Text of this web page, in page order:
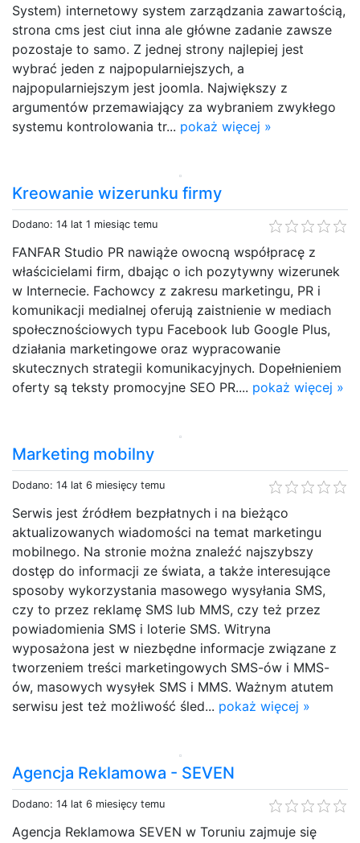
System) internetowy system zarządzania zawartością,
strona cms jest ciut inna ale główne zadanie zawsze
pozostaje to samo. Z jednej strony najlepiej jest
wybrać jeden z najpopularniejszych, a
najpopularniejszym jest joomla. Największy z
argumentów przemawiający za wybraniem zwykłego
systemu kontrolowania tr... pokaż więcej »
Kreowanie wizerunku firmy
Dodano: 14 lat 1 miesiąc temu
FANFAR Studio PR nawiąże owocną współpracę z
właścicielami firm, dbając o ich pozytywny wizerunek
w Internecie. Fachowcy z zakresu marketingu, PR i
komunikacji medialnej oferują zaistnienie w mediach
społecznościowych typu Facebook lub Google Plus,
działania marketingowe oraz wypracowanie
skutecznych strategii komunikacyjnych. Dopełnieniem
oferty są teksty promocyjne SEO PR.... pokaż więcej »
Marketing mobilny
Dodano: 14 lat 6 miesięcy temu
Serwis jest źródłem bezpłatnych i na bieżąco
aktualizowanych wiadomości na temat marketingu
mobilnego. Na stronie można znaleźć najszybszy
dostęp do informacji ze świata, a także interesujące
sposoby wykorzystania masowego wysyłania SMS,
czy to przez reklamę SMS lub MMS, czy też przez
powiadomienia SMS i loterie SMS. Witryna
wyposażona jest w niezbędne informacje związane z
tworzeniem treści marketingowych SMS-ów i MMS-
ów, masowych wysyłek SMS i MMS. Ważnym atutem
serwisu jest też możliwość śled... pokaż więcej »
Agencja Reklamowa - SEVEN
Dodano: 14 lat 6 miesięcy temu
Agencja Reklamowa SEVEN w Toruniu zajmuje się